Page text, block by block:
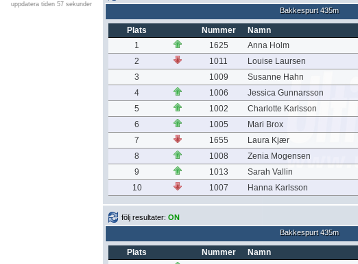
uppdatera tiden 57 sekunder
Bakkespurt 435m
Plats Nummer Namn
1
1625 Anna Holm
2
1011 Louise Laursen
3
1009 Susanne Hahn
4
1006 Jessica Gunnarsson
5
1002 Charlotte Karlsson
6
1005 Mari Brox
7
1655 Laura Kjær
8
1008 Zenia Mogensen
9
1013 Sarah Vallin
10
1007 Hanna Karlsson
följ resultater: ON
Bakkespurt 435m
Plats Nummer Namn